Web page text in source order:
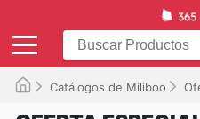
Catálogos de Miliboo